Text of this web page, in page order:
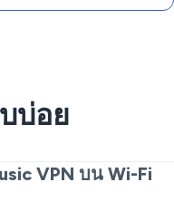
บ่อย
VPN บน Wi-Fi